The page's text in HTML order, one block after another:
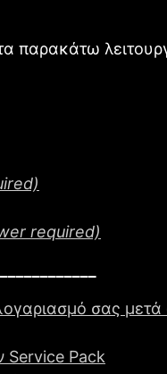
παρακάτω
required)
σας
Service Pack